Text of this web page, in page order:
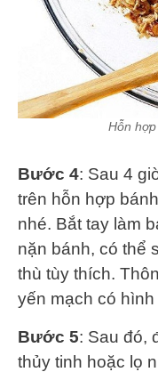
Hỗn
Bước 4: Sau 4
trên hỗn hợp
nhé. Bắt tay làm
nặn bánh, có thể
thù tùy thích.
yến mạch có
Bước 5: Sau đó,
thủy tinh hoặc lọ